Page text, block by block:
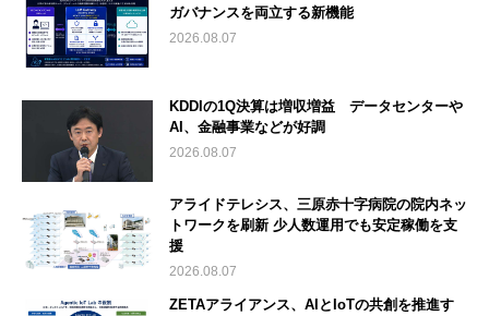
ガバナンスを両立する新機能
2026.08.07
KDDIの1Q決算は増収増益 データセンターや
AI、金融事業などが好調
2026.08.07
アライドテレシス、三原赤十字病院の院内ネッ
トワークを刷新 少人数運用でも安定稼働を支
援
2026.08.07
ZETAアライアンス、AIとIoTの共創を推進す